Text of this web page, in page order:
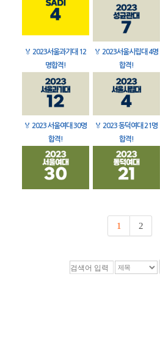
🏅 2023서울과기대 12
명합격!
🏅 2023서울시립대 4명
합격!
🏅 2023 서울여대 30명
합격!
🏅 2023 동덕여대 21명
합격!
1 2